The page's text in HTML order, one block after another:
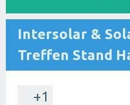
Intersolar &
Treffen Stand
+1